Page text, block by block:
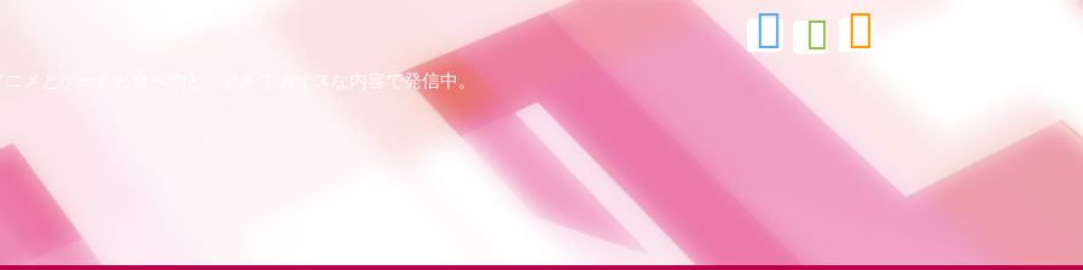
メとゲームと食べ物と、雑多でカオスな内容で発信中。